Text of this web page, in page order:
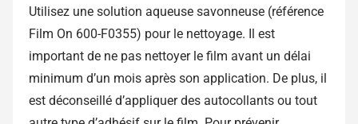
Utilisez une solution aqueuse savonneuse (référence
Film On 600-F0355) pour le nettoyage. Il est
important de ne pas nettoyer le film avant un délai
minimum d’un mois après son application. De plus, il
est déconseillé d’appliquer des autocollants ou tout